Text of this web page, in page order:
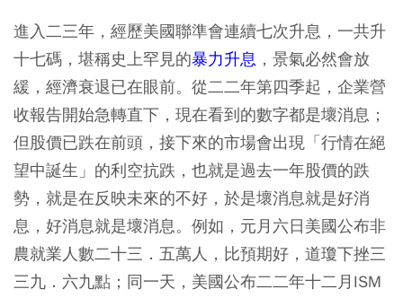
進入二三年，經歷美國聯準會連續七次升息，一共升
十七碼，堪稱史上罕見的暴力升息 ，景氣必然會放
緩，經濟衰退已在眼前。從二二年第四季起，企業營
收報告開始急轉直下，現在看到的數字都是壞消息；
但股價已跌在前頭，接下來的市場會出現「行情在絕
望中誕生」的利空抗跌，也就是過去一年股價的跌
勢，就是在反映未來的不好，於是壞消息就是好消
息，好消息就是壞消息。例如，元月六日美國公布非
農就業人數二十三．五萬人，比預期好，道瓊下挫三
三九．六九點；同一天，美國公布二二年十二月ISM